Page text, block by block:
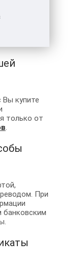
Вы купите
только от
.
При